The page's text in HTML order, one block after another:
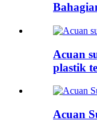
Acuan
plastik
Acuan